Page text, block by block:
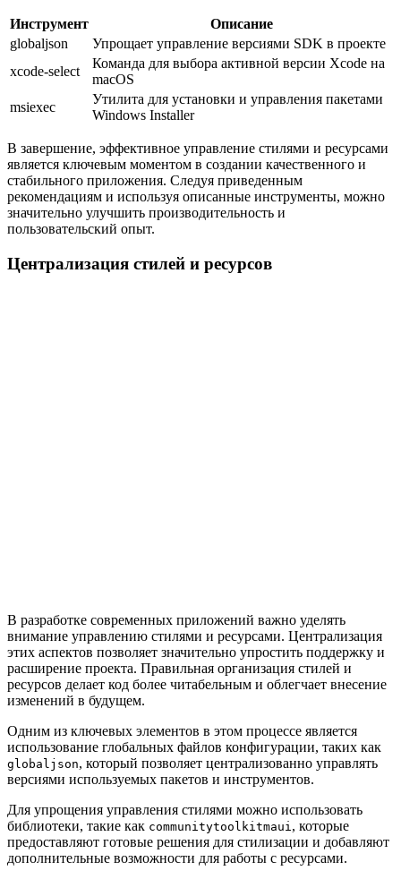
Инструмент
Описание
globaljson
Упрощает управление версиями SDK в проекте
xcode-select
Команда для выбора активной версии Xcode на
macOS
msiexec
Утилита для установки и управления пакетами
Windows Installer
В завершение, эффективное управление стилями и ресурсами
является ключевым моментом в создании качественного и
стабильного приложения. Следуя приведенным
рекомендациям и используя описанные инструменты, можно
значительно улучшить производительность и
пользовательский опыт.
Централизация стилей и ресурсов
В разработке современных приложений важно уделять
внимание управлению стилями и ресурсами. Централизация
этих аспектов позволяет значительно упростить поддержку и
расширение проекта. Правильная организация стилей и
ресурсов делает код более читабельным и облегчает внесение
изменений в будущем.
Одним из ключевых элементов в этом процессе является
использование глобальных файлов конфигурации, таких как
globaljson, который позволяет централизованно управлять
версиями используемых пакетов и инструментов.
Для упрощения управления стилями можно использовать
библиотеки, такие как communitytoolkitmaui , которые
предоставляют готовые решения для стилизации и добавляют
дополнительные возможности для работы с ресурсами.